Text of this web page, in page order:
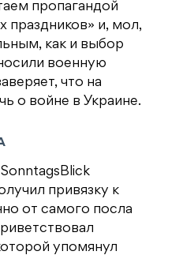
пропагандой
праздников» и, мол,
как и выбор
военную
что на
о войне в Украине.
привязку к
от самого посла
упомянул